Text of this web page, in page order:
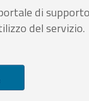
di
del servizio.